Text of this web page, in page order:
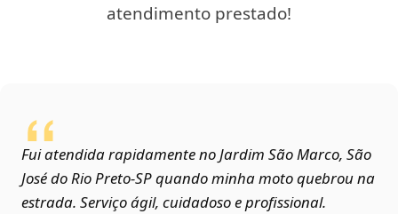
atendimento prestado!
Fui atendida rapidamente no Jardim São Marco, São
José do Rio Preto‑SP quando minha moto quebrou na
estrada. Serviço ágil, cuidadoso e profissional.